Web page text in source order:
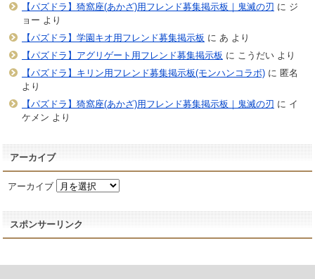
【パズドラ】猗窩座(あかざ)用フレンド募集掲示板｜鬼滅の刃 に ジ
ョー より
【パズドラ】学園キオ用フレンド募集掲示板 に あ より
【パズドラ】アグリゲート用フレンド募集掲示板 に こうだいより
【パズドラ】キリン用フレンド募集掲示板(モンハンコラボ)に 匿名
より
【パズドラ】猗窩座(あかざ)用フレンド募集掲示板｜鬼滅の刃 に イ
ケメン より
アーカイブ
アーカイブ
スポンサーリンク